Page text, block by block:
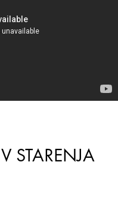
STARENJA